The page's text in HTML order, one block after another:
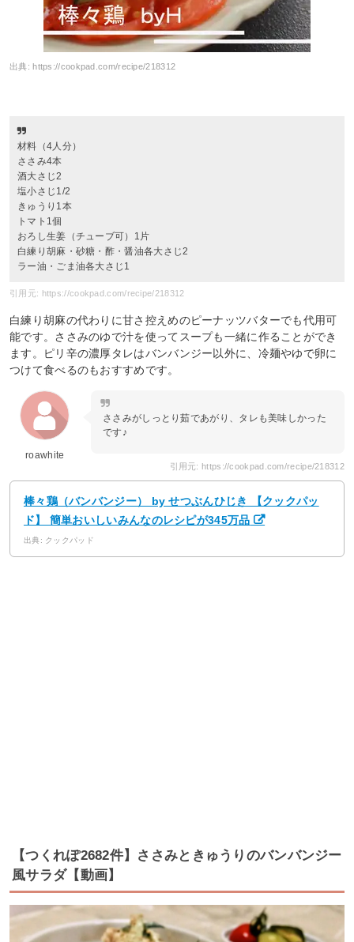
出典: https://cookpad.com/recipe/218312
材料（4人分）
ささみ4本
酒大さじ2
塩小さじ1/2
きゅうり1本
トマト1個
おろし生姜（チューブ可）1片
白練り胡麻・砂糖・酢・醤油各大さじ2
ラー油・ごま油各大さじ1
引用元: https://cookpad.com/recipe/218312
白練り胡麻の代わりに甘さ控えめのピーナッツバターでも代用可
能です。ささみのゆで汁を使ってスープも一緒に作ることができ
ます。ピリ辛の濃厚タレはバンバンジー以外に、冷麺やゆで卵に
つけて食べるのもおすすめです。
roawhite
ささみがしっとり茹であがり、タレも美味しかった
です♪
引用元: https://cookpad.com/recipe/218312
棒々鶏（バンバンジー） by せつぶんひじき 【クックパッ
ド】 簡単おいしいみんなのレシピが345万品
出典: クックパッド
【つくれぽ2682件】ささみときゅうりのバンバンジー
風サラダ【動画】